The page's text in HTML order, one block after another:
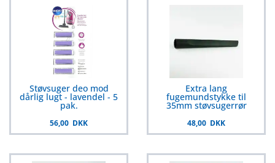
Støvsuger deo mod
dårlig lugt - lavendel - 5
pak.
56,00 DKK
Extra lang
fugemundstykke til
35mm støvsugerrør
48,00 DKK